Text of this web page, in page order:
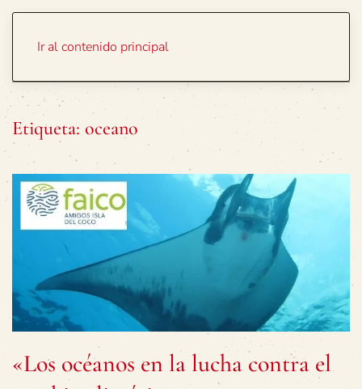
Ir al contenido principal
Etiqueta: oceano
«Los océanos en la lucha contra el